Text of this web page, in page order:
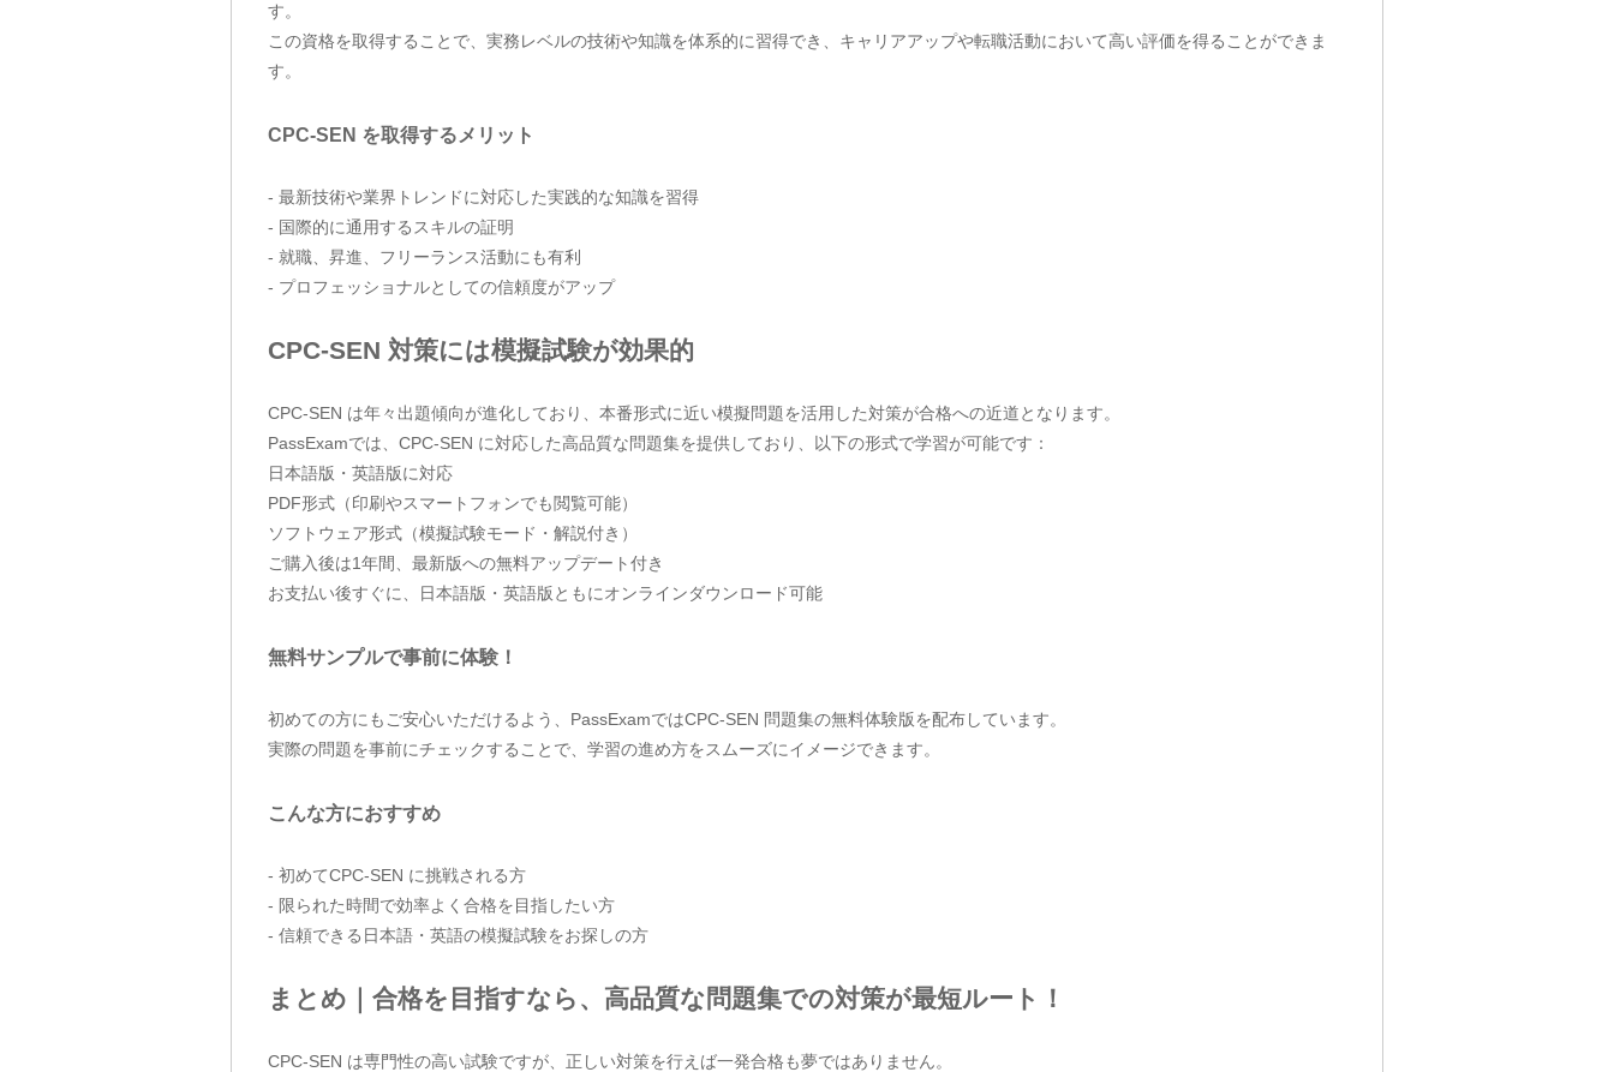
す。
この資格を取得することで、実務レベルの技術や知識を体系的に習得でき、キャリアアップや転職活動において高い評価を得ることができま
す。
CPC-SEN を取得するメリット
- 最新技術や業界トレンドに対応した実践的な知識を習得
- 国際的に通用するスキルの証明
- 就職、昇進、フリーランス活動にも有利
- プロフェッショナルとしての信頼度がアップ
CPC-SEN 対策には模擬試験が効果的
CPC-SEN は年々出題傾向が進化しており、本番形式に近い模擬問題を活用した対策が合格への近道となります。
PassExamでは、CPC-SEN に対応した高品質な問題集を提供しており、以下の形式で学習が可能です：
日本語版・英語版に対応
PDF形式（印刷やスマートフォンでも閲覧可能）
ソフトウェア形式（模擬試験モード・解説付き）
ご購入後は1年間、最新版への無料アップデート付き
お支払い後すぐに、日本語版・英語版ともにオンラインダウンロード可能
無料サンプルで事前に体験！
初めての方にもご安心いただけるよう、PassExamではCPC-SEN 問題集の無料体験版を配布しています。
実際の問題を事前にチェックすることで、学習の進め方をスムーズにイメージできます。
こんな方におすすめ
- 初めてCPC-SEN に挑戦される方
- 限られた時間で効率よく合格を目指したい方
- 信頼できる日本語・英語の模擬試験をお探しの方
まとめ｜合格を目指すなら、高品質な問題集での対策が最短ルート！
CPC-SEN は専門性の高い試験ですが、正しい対策を行えば一発合格も夢ではありません。